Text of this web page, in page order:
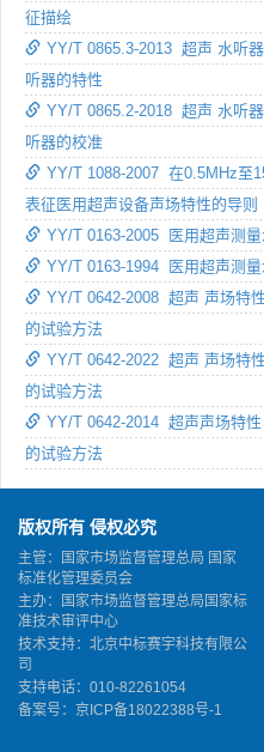
征描绘
YY/T 0865.3-2013 超声 水听
听器的特性
YY/T 0865.2-2018 超声 水听
听器的校准
YY/T 1088-2007 在0.5MHz至
表征医用超声设备声场特性的导则
YY/T 0163-2005 医用超声测
YY/T 0163-1994 医用超声测
YY/T 0642-2008 超声 声场特
的试验方法
YY/T 0642-2022 超声 声场特
的试验方法
YY/T 0642-2014 超声声场特
的试验方法
版权所有 侵权必究
主管：国家市场监督管理总局 国家
标准化管理委员会
主办：国家市场监督管理总局国家标
准技术审评中心
技术支持：北京中标赛宇科技有限公
司
支持电话：010-82261054
备案号： 京ICP备18022388号-1